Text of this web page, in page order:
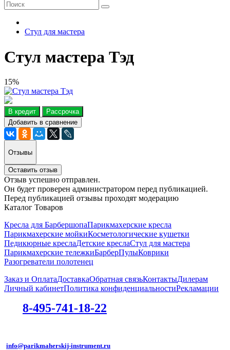
Стул для мастера
Стул мастера Тэд
15%
В кредит
Рассрочка
Добавить в сравнение
Отзывы
Оставить отзыв
Отзыв успешно отправлен.
Он будет проверен администратором перед публикацией.
Перед публикацией отзывы проходят модерацию
Каталог Товаров
Кресла для БарбершопаПарикмахерские кресла
Парикмахерские мойкиКосметологические кушетки
Педикюрные креслаДетские креслаСтул для мастера
Парикмахерские тележкиБарберПулыКоврики
Разогреватели полотенец
Заказ и ОплатаДоставкаОбратная связьКонтактыДилерам
Личный кабинетПолитика конфиденциальностиРекламации
8-495-741-18-22
info@parikmaherskij-instrument.ru